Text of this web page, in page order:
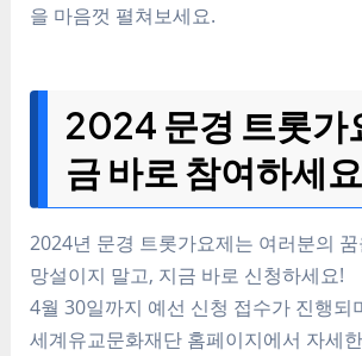
을 마음껏 펼쳐보세요.
2024 문경 트롯가
금 바로 참여하세
2024년 문경 트롯가요제는 여러분의
망설이지 말고, 지금 바로 신청하세요!
4월 30일까지 예선 신청 접수가 진행되
세계유교문화재단 홈페이지에서 자세